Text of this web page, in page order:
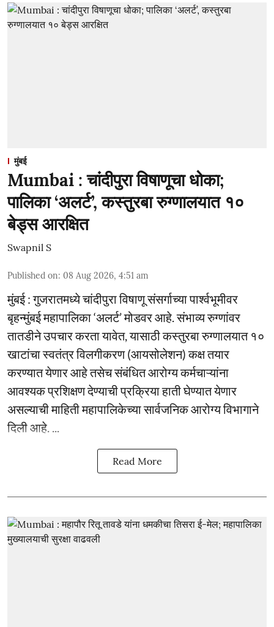
मुंबई
Mumbai : चांदीपुरा विषाणूचा धोका;
पालिका ‘अलर्ट’, कस्तुरबा रुग्णालयात १०
बेड्स आरक्षित
Swapnil S
Published on: 08 Aug 2026, 4:51 am
मुंबई : गुजरातमध्ये चांदीपुरा विषाणू संसर्गाच्या पार्श्वभूमीवर
बृहन्मुंबई महापालिका ‘अलर्ट’ मोडवर आहे. संभाव्य रुग्णांवर
तातडीने उपचार करता यावेत, यासाठी कस्तुरबा रुग्णालयात १०
खाटांचा स्वतंत्र विलगीकरण (आयसोलेशन) कक्ष तयार
करण्यात येणार आहे तसेच संबंधित आरोग्य कर्मचाऱ्यांना
आवश्यक प्रशिक्षण देण्याची प्रक्रिया हाती घेण्यात येणार
असल्याची माहिती महापालिकेच्या सार्वजनिक आरोग्य विभागाने
दिली आहे. ...
Read More